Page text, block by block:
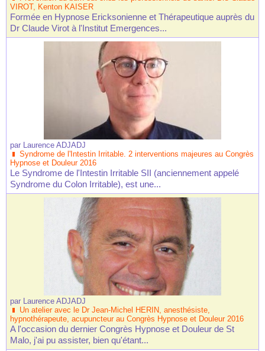
VIROT, Kenton KAISER
Formée en Hypnose Ericksonienne et Thérapeutique auprès du
Dr Claude Virot à l'Institut Emergences...
par Laurence ADJADJ
Syndrome de l'Intestin Irritable. 2 interventions majeures au Congrès
Hypnose et Douleur 2016
Le Syndrome de l'Intestin Irritable SII (anciennement appelé
Syndrome du Colon Irritable), est une...
par Laurence ADJADJ
Un atelier avec le Dr Jean-Michel HERIN, anesthésiste,
hypnothérapeute, acupuncteur au Congrès Hypnose et Douleur 2016
A l'occasion du dernier Congrès Hypnose et Douleur de St
Malo, j'ai pu assister, bien qu'étant...